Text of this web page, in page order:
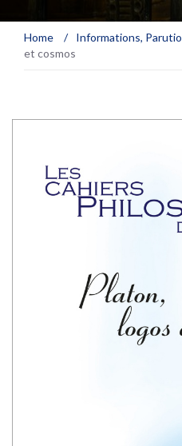
Home / Informations,
et cosmos